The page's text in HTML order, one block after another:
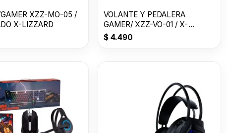
XZZ-MO-05 /
X-LIZZARD
VOLANTE Y PEDALERA
GAMER/ XZZ-VO-01 / X-
LIZZARD
$ 4.490